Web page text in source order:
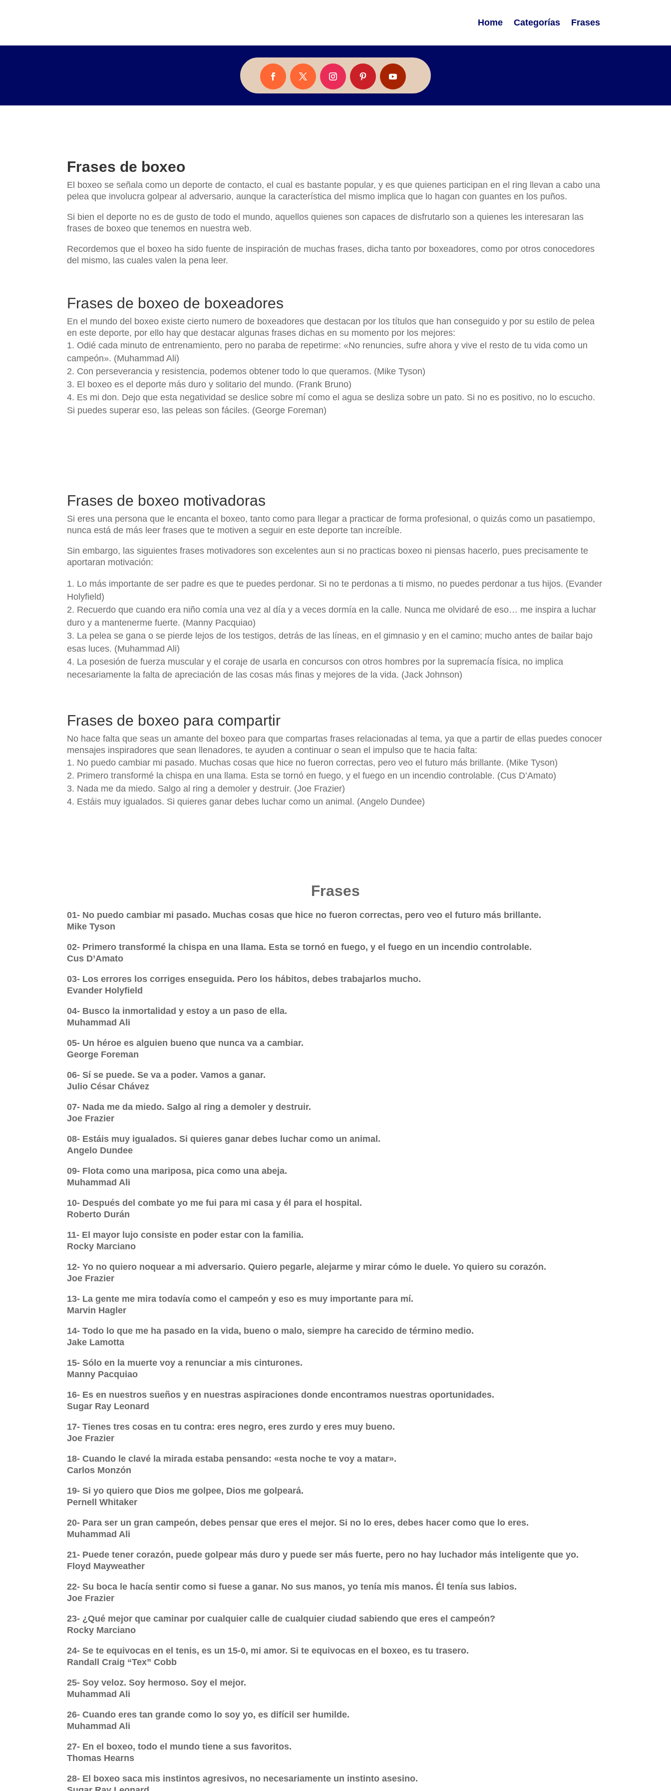
Home Categorías Frases
Frases de boxeo
El boxeo se señala como un deporte de contacto, el cual es bastante popular, y es que quienes participan en el ring llevan a cabo una
pelea que involucra golpear al adversario, aunque la característica del mismo implica que lo hagan con guantes en los puños.
Si bien el deporte no es de gusto de todo el mundo, aquellos quienes son capaces de disfrutarlo son a quienes les interesaran las
frases de boxeo que tenemos en nuestra web.
Recordemos que el boxeo ha sido fuente de inspiración de muchas frases, dicha tanto por boxeadores, como por otros conocedores
del mismo, las cuales valen la pena leer.
Frases de boxeo de boxeadores
En el mundo del boxeo existe cierto numero de boxeadores que destacan por los títulos que han conseguido y por su estilo de pelea
en este deporte, por ello hay que destacar algunas frases dichas en su momento por los mejores:
Odié cada minuto de entrenamiento, pero no paraba de repetirme: «No renuncies, sufre ahora y vive el resto de tu vida como un
campeón». (Muhammad Ali)
Con perseverancia y resistencia, podemos obtener todo lo que queramos. (Mike Tyson)
El boxeo es el deporte más duro y solitario del mundo. (Frank Bruno)
Es mi don. Dejo que esta negatividad se deslice sobre mí como el agua se desliza sobre un pato. Si no es positivo, no lo escucho.
Si puedes superar eso, las peleas son fáciles. (George Foreman)
Frases de boxeo motivadoras
Si eres una persona que le encanta el boxeo, tanto como para llegar a practicar de forma profesional, o quizás como un pasatiempo,
nunca está de más leer frases que te motiven a seguir en este deporte tan increíble.
Sin embargo, las siguientes frases motivadores son excelentes aun si no practicas boxeo ni piensas hacerlo, pues precisamente te
aportaran motivación:
Lo más importante de ser padre es que te puedes perdonar. Si no te perdonas a ti mismo, no puedes perdonar a tus hijos. (Evander
Holyfield)
Recuerdo que cuando era niño comía una vez al día y a veces dormía en la calle. Nunca me olvidaré de eso… me inspira a luchar
duro y a mantenerme fuerte. (Manny Pacquiao)
La pelea se gana o se pierde lejos de los testigos, detrás de las líneas, en el gimnasio y en el camino; mucho antes de bailar bajo
esas luces. (Muhammad Ali)
La posesión de fuerza muscular y el coraje de usarla en concursos con otros hombres por la supremacía física, no implica
necesariamente la falta de apreciación de las cosas más finas y mejores de la vida. (Jack Johnson)
Frases de boxeo para compartir
No hace falta que seas un amante del boxeo para que compartas frases relacionadas al tema, ya que a partir de ellas puedes conocer
mensajes inspiradores que sean llenadores, te ayuden a continuar o sean el impulso que te hacia falta:
No puedo cambiar mi pasado. Muchas cosas que hice no fueron correctas, pero veo el futuro más brillante. (Mike Tyson)
Primero transformé la chispa en una llama. Esta se tornó en fuego, y el fuego en un incendio controlable. (Cus D’Amato)
Nada me da miedo. Salgo al ring a demoler y destruir. (Joe Frazier)
Estáis muy igualados. Si quieres ganar debes luchar como un animal. (Angelo Dundee)
Frases
01- No puedo cambiar mi pasado. Muchas cosas que hice no fueron correctas, pero veo el futuro más brillante.
Mike Tyson
02- Primero transformé la chispa en una llama. Esta se tornó en fuego, y el fuego en un incendio controlable.
Cus D’Amato
03- Los errores los corriges enseguida. Pero los hábitos, debes trabajarlos mucho.
Evander Holyfield
04- Busco la inmortalidad y estoy a un paso de ella.
Muhammad Ali
05- Un héroe es alguien bueno que nunca va a cambiar.
George Foreman
06- Sí se puede. Se va a poder. Vamos a ganar.
Julio César Chávez
07- Nada me da miedo. Salgo al ring a demoler y destruir.
Joe Frazier
08- Estáis muy igualados. Si quieres ganar debes luchar como un animal.
Angelo Dundee
09- Flota como una mariposa, pica como una abeja.
Muhammad Ali
10- Después del combate yo me fui para mi casa y él para el hospital.
Roberto Durán
11- El mayor lujo consiste en poder estar con la familia.
Rocky Marciano
12- Yo no quiero noquear a mi adversario. Quiero pegarle, alejarme y mirar cómo le duele. Yo quiero su corazón.
Joe Frazier
13- La gente me mira todavía como el campeón y eso es muy importante para mí.
Marvin Hagler
14- Todo lo que me ha pasado en la vida, bueno o malo, siempre ha carecido de término medio.
Jake Lamotta
15- Sólo en la muerte voy a renunciar a mis cinturones.
Manny Pacquiao
16- Es en nuestros sueños y en nuestras aspiraciones donde encontramos nuestras oportunidades.
Sugar Ray Leonard
17- Tienes tres cosas en tu contra: eres negro, eres zurdo y eres muy bueno.
Joe Frazier
18- Cuando le clavé la mirada estaba pensando: «esta noche te voy a matar».
Carlos Monzón
19- Si yo quiero que Dios me golpee, Dios me golpeará.
Pernell Whitaker
20- Para ser un gran campeón, debes pensar que eres el mejor. Si no lo eres, debes hacer como que lo eres.
Muhammad Ali
21- Puede tener corazón, puede golpear más duro y puede ser más fuerte, pero no hay luchador más inteligente que yo.
Floyd Mayweather
22- Su boca le hacía sentir como si fuese a ganar. No sus manos, yo tenía mis manos. Él tenía sus labios.
Joe Frazier
23- ¿Qué mejor que caminar por cualquier calle de cualquier ciudad sabiendo que eres el campeón?
Rocky Marciano
24- Se te equivocas en el tenis, es un 15-0, mi amor. Si te equivocas en el boxeo, es tu trasero.
Randall Craig “Tex” Cobb
25- Soy veloz. Soy hermoso. Soy el mejor.
Muhammad Ali
26- Cuando eres tan grande como lo soy yo, es difícil ser humilde.
Muhammad Ali
27- En el boxeo, todo el mundo tiene a sus favoritos.
Thomas Hearns
28- El boxeo saca mis instintos agresivos, no necesariamente un instinto asesino.